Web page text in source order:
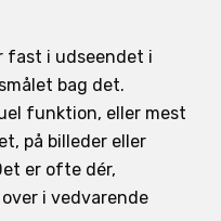
fast i udseendet i
bag det.
funktion, eller mest
på billeder eller
er ofte dér,
i vedvarende